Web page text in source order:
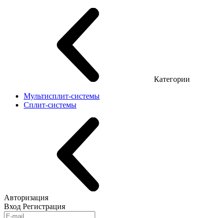
Категории
Мультисплит-системы
Сплит-системы
Авторизация
Вход Регистрация